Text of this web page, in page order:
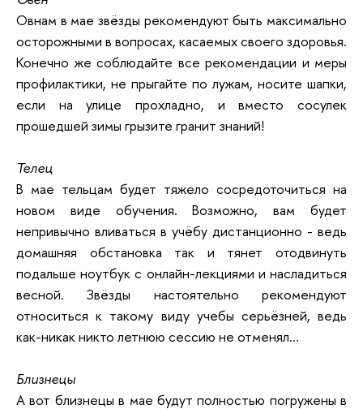
Овнам в мае звёзды рекомендуют быть максимально
осторожными в вопросах, касаемых своего здоровья.
Конечно же соблюдайте все рекомендации и меры
профилактики, не прыгайте по лужам, носите шапки,
если на улице прохладно, и вместо сосулек
прошедшей зимы грызите гранит знаний!
Телец
В мае тельцам будет тяжело сосредоточиться на
новом виде обучения. Возможно, вам будет
непривычно вливаться в учёбу дистанционно - ведь
домашняя обстановка так и тянет отодвинуть
подальше ноутбук с онлайн-лекциями и насладиться
весной. Звёзды настоятельно рекомендуют
относиться к такому виду учебы серьёзней, ведь
как-никак никто летнюю сессию не отменял...
Близнецы
А вот близнецы в мае будут полностью погружены в